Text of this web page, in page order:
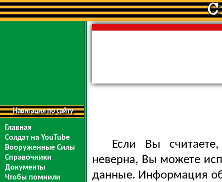
Навигация по сайту
Главная
Солдат на YouTube
Вооруженные Силы
Справочники
Документы
Чтобы помнили
Если Вы
неверна, Вы можете
данные. Информация